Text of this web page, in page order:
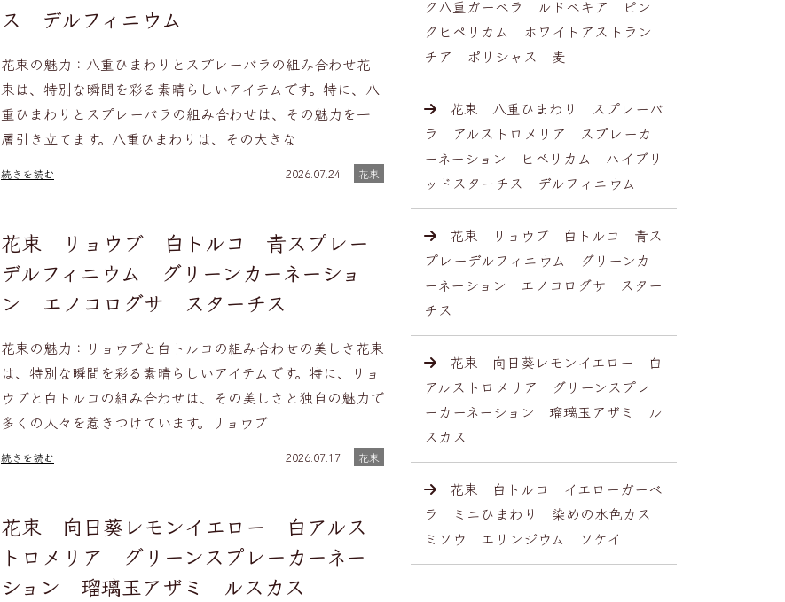
ス デルフィニウム
花束の魅力：八重ひまわりとスプレーバラの組み合わせ花
束は、特別な瞬間を彩る素晴らしいアイテムです。特に、八
重ひまわりとスプレーバラの組み合わせは、その魅力を一
層引き立てます。八重ひまわりは、その大きな
続きを読む 2026.07.24 花束
花束 リョウブ 白トルコ 青スプレー
デルフィニウム グリーンカーネーショ
ン エノコログサ スターチス
花束の魅力：リョウブと白トルコの組み合わせの美しさ花束
は、特別な瞬間を彩る素晴らしいアイテムです。特に、リョ
ウブと白トルコの組み合わせは、その美しさと独自の魅力で
多くの人々を惹きつけています。リョウブ
続きを読む 2026.07.17 花束
花束 向日葵レモンイエロー 白アルス
トロメリア グリーンスプレーカーネー
ション 瑠璃玉アザミ ルスカス
ク八重ガーベラ ルドベキア ピン
クヒペリカム ホワイトアストラン
チア ポリシャス 麦
花束 八重ひまわり スプレーバ
ラ アルストロメリア スプレーカ
ーネーション ヒペリカム ハイブリ
ッドスターチス デルフィニウム
花束 リョウブ 白トルコ 青ス
プレーデルフィニウム グリーンカ
ーネーション エノコログサ スター
チス
花束 向日葵レモンイエロー 白
アルストロメリア グリーンスプレ
ーカーネーション 瑠璃玉アザミ ル
スカス
花束 白トルコ イエローガーベ
ラ ミニひまわり 染めの水色カス
ミソウ エリンジウム ソケイ